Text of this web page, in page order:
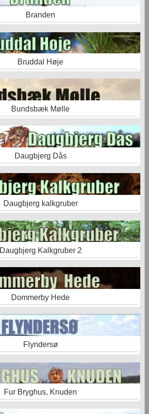
Branden
Bruddal Høje
Bundsbæk Mølle
Daugbjerg Dås
Daugbjerg kalkgruber
Daugbjerg Kalkgruber 2
Dommerby Hede
Flyndersø
Fur Bryghus, Knuden